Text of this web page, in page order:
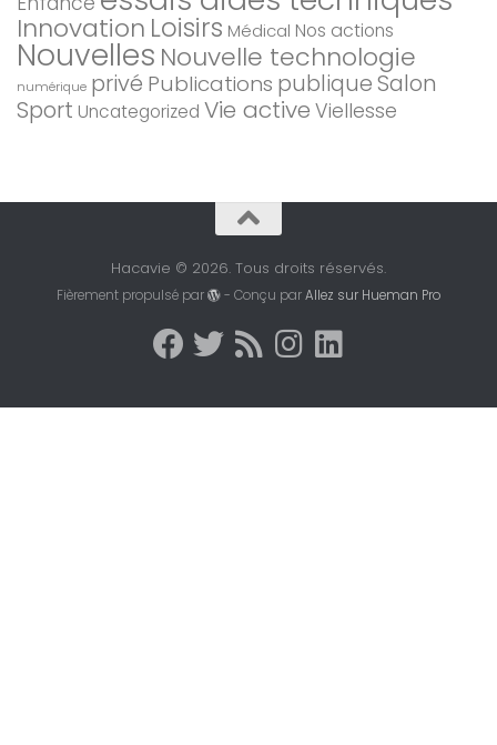
Innovation Loisirs Médical Nos actions
Nouvelles Nouvelle technologie
numérique privé Publications publiqueSalon
Sport Uncategorized Vie active Viellesse
Hacavie © 2026. Tous droits réservés.
Fièrement propulsé par - Conçu parAllez sur Hueman Pro